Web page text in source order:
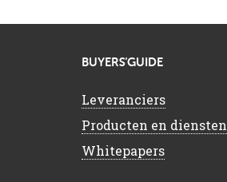
BUYERS’GUIDE
Leveranciers
Producten en diensten
Whitepapers